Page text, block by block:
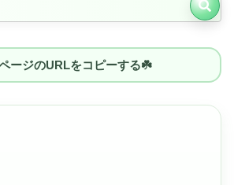
ージのURLをコピーする☘️